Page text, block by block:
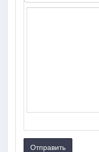
Отправить